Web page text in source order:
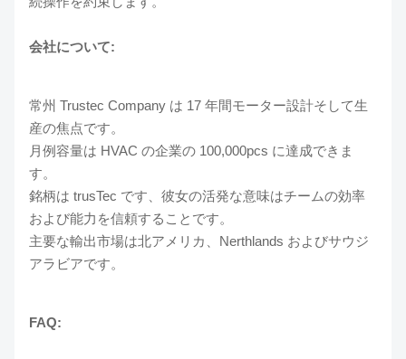
会社について:
常州 Trustec Company は 17 年間モーター設計そして生
産の焦点です。
月例容量は HVAC の企業の 100,000pcs に達成できま
す。
銘柄は trusTec です、彼女の活発な意味はチームの効率
および能力を信頼することです。
主要な輸出市場は北アメリカ、Nerthlands およびサウジ
アラビアです。
FAQ: